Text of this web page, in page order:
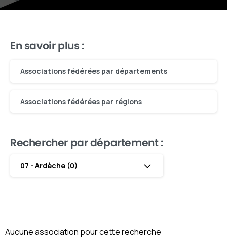
En savoir plus :
Associations fédérées par départements
Associations fédérées par régions
Rechercher par département :
07 - Ardèche (0)
Aucune association pour cette recherche